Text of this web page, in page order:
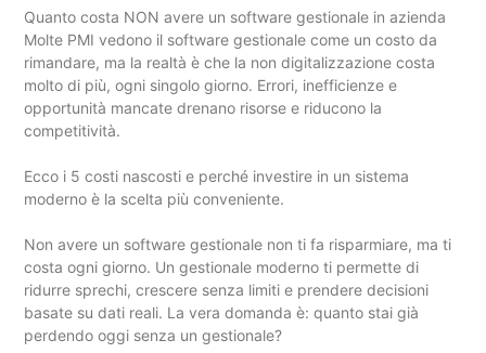
Quanto costa NON avere un software gestionale in azienda
Molte PMI vedono il software gestionale come un costo da
rimandare, ma la realtà è che la non digitalizzazione costa
molto di più, ogni singolo giorno. Errori, inefficienze e
opportunità mancate drenano risorse e riducono la
competitività.
Ecco i 5 costi nascosti e perché investire in un sistema
moderno è la scelta più conveniente.
Non avere un software gestionale non ti fa risparmiare, ma ti
costa ogni giorno. Un gestionale moderno ti permette di
ridurre sprechi, crescere senza limiti e prendere decisioni
basate su dati reali. La vera domanda è: quanto stai già
perdendo oggi senza un gestionale?